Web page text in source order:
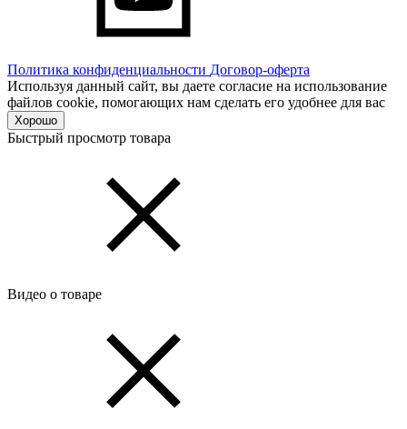
Политика конфиденциальности Договор-оферта
Используя данный сайт, вы даете согласие на использование
файлов cookie, помогающих нам сделать его удобнее для вас
Хорошо
Быстрый просмотр товара
Видео о товаре